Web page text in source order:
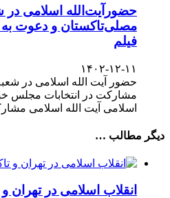
حضورآیت‌الله اسلامی در
مصلی‌تاکستان و دعوت به
فیلم
۱۴۰۲-۱۲-۱۱
حضور آیت الله اسلامی در
مشارکت در انتخابات مجلس
اسلامی آیت الله اسلامی
دیگر مطالب …
انقلاب اسلامی در تهران